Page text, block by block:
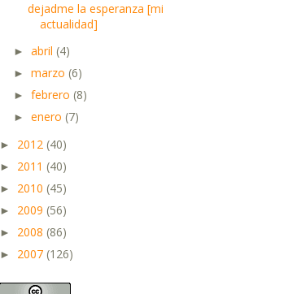
dejadme la esperanza [mi
actualidad]
► abril (4)
► marzo (6)
► febrero (8)
► enero (7)
► 2012 (40)
► 2011 (40)
► 2010 (45)
► 2009 (56)
► 2008 (86)
► 2007 (126)